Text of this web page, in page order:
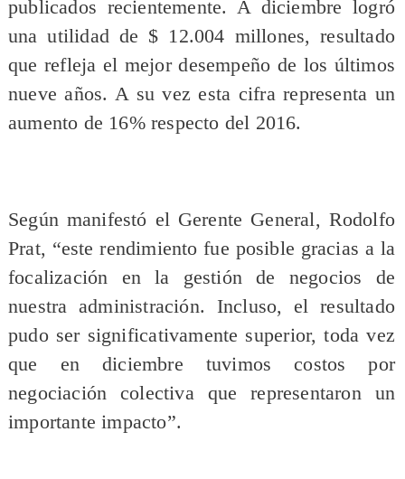
publicados recientemente. A diciembre logró
una utilidad de $ 12.004 millones, resultado
que refleja el mejor desempeño de los últimos
nueve años. A su vez esta cifra representa un
aumento de 16% respecto del 2016.
Según manifestó el Gerente General, Rodolfo
Prat, “este rendimiento fue posible gracias a la
focalización en la gestión de negocios de
nuestra administración. Incluso, el resultado
pudo ser significativamente superior, toda vez
que en diciembre tuvimos costos por
negociación colectiva que representaron un
importante impacto”.